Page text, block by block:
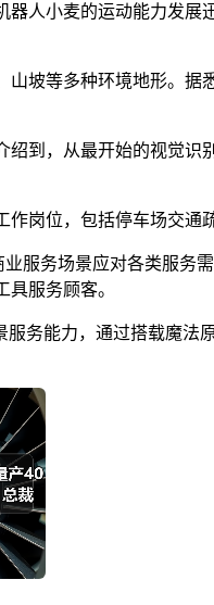
人小麦的运动能力发展
坡等多种环境地形。
到，从最开始的视觉
岗位，包括停车场交通
服务场景应对各类服务
服务顾客。
务能力，通过搭载魔